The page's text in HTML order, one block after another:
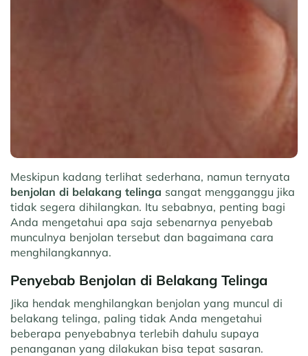
Meskipun kadang terlihat sederhana, namun ternyata
benjolan di belakang telinga sangat mengganggu jika
tidak segera dihilangkan. Itu sebabnya, penting bagi
Anda mengetahui apa saja sebenarnya penyebab
munculnya benjolan tersebut dan bagaimana cara
menghilangkannya.
Penyebab Benjolan di Belakang Telinga
Jika hendak menghilangkan benjolan yang muncul di
belakang telinga, paling tidak Anda mengetahui
beberapa penyebabnya terlebih dahulu supaya
penanganan yang dilakukan bisa tepat sasaran.